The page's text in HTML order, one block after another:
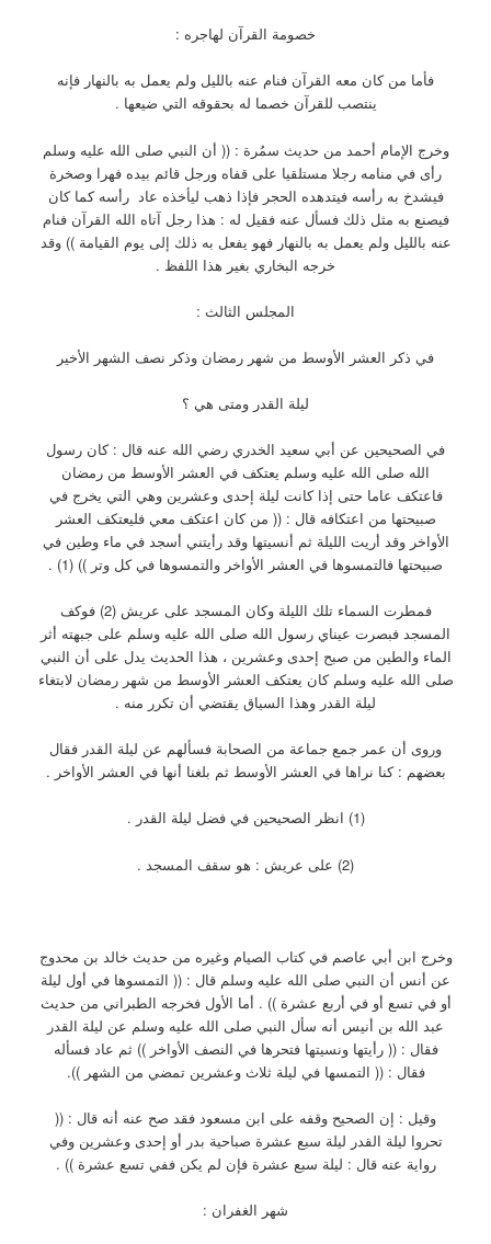
خصومة القرآن لهاجره :
فأما من كان معه القرآن فنام عنه بالليل ولم يعمل به بالنهار فإنه
ينتصب للقرآن خصما له بحقوقه التي ضيعها .
وخرج الإمام أحمد من حديث سمُرة : (( أن النبي صلى الله عليه وسلم
رأى في منامه رجلا مستلقيا على قفاه ورجل قائم بيده فهرا وصخرة
فيشدخ به رأسه فيتدهده الحجر فإذا ذهب ليأخذه عاد رأسه كما كان
فيصنع به مثل ذلك فسأل عنه فقيل له : هذا رجل آتاه الله القرآن فنام
عنه بالليل ولم يعمل به بالنهار فهو يفعل به ذلك إلى يوم القيامة )) وقد
خرجه البخاري بغير هذا اللفظ .
المجلس الثالث :
في ذكر العشر الأوسط من شهر رمضان وذكر نصف الشهر الأخير
ليلة القدر ومتى هي ؟
في الصحيحين عن أبي سعيد الخدري رضي الله عنه قال : كان رسول
الله صلى الله عليه وسلم يعتكف في العشر الأوسط من رمضان
فاعتكف عاما حتى إذا كانت ليلة إحدى وعشرين وهي التي يخرج في
صبيحتها من اعتكافه قال : (( من كان اعتكف معي فليعتكف العشر
الأواخر وقد أريت الليلة ثم أنسيتها وقد رأيتني أسجد في ماء وطين في
صبيحتها فالتمسوها في العشر الأواخر والتمسوها في كل وتر )) (1) .
فمطرت السماء تلك الليلة وكان المسجد على عريش (2) فوكف
المسجد فبصرت عيناي رسول الله صلى الله عليه وسلم على جبهته أثر
الماء والطين من صبح إحدى وعشرين ، هذا الحديث يدل على أن النبي
صلى الله عليه وسلم كان يعتكف العشر الأوسط من شهر رمضان لابتغاء
ليلة القدر وهذا السياق يقتضي أن تكرر منه .
وروى أن عمر جمع جماعة من الصحابة فسألهم عن ليلة القدر فقال
بعضهم : كنا نراها في العشر الأوسط ثم بلغنا أنها في العشر الأواخر .
(1) انظر الصحيحين في فضل ليلة القدر .
(2) على عريش : هو سقف المسجد .
وخرج ابن أبي عاصم في كتاب الصيام وغيره من حديث خالد بن محدوج
عن أنس أن النبي صلى الله عليه وسلم قال : (( التمسوها في أول ليلة
أو في تسع أو في أربع عشرة )) . أما الأول فخرجه الطبراني من حديث
عبد الله بن أنيس أنه سأل النبي صلى الله عليه وسلم عن ليلة القدر
فقال : (( رأيتها ونسيتها فتحرها في النصف الأواخر )) ثم عاد فسأله
فقال : (( التمسها في ليلة ثلاث وعشرين تمضي من الشهر )).
وقيل : إن الصحيح وقفه على ابن مسعود فقد صح عنه أنه قال : ((
تحروا ليلة القدر ليلة سبع عشرة صباحية بدر أو إحدى وعشرين وفي
رواية عنه قال : ليلة سبع عشرة فإن لم يكن ففي تسع عشرة )) .
شهر الغفران :